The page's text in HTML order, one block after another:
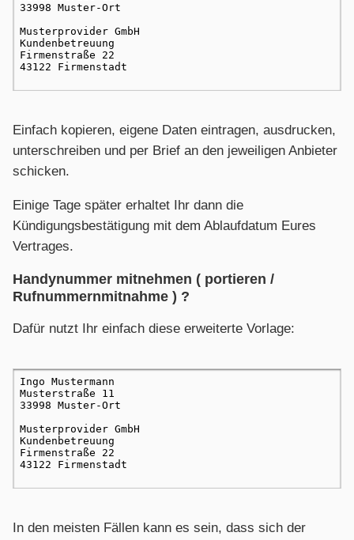
Einfach kopieren, eigene Daten eintragen, ausdrucken,
unterschreiben und per Brief an den jeweiligen Anbieter
schicken.
Einige Tage später erhaltet Ihr dann die
Kündigungsbestätigung mit dem Ablaufdatum Eures
Vertrages.
Handynummer mitnehmen ( portieren /
Rufnummernmitnahme ) ?
Dafür nutzt Ihr einfach diese erweiterte Vorlage:
In den meisten Fällen kann es sein, dass sich der